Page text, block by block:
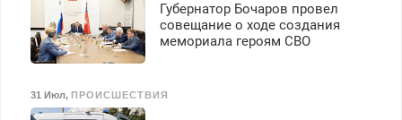
Губернатор Бочаров провел
совещание о ходе создания
мемориала героям СВО
31 Июл, ПРОИСШЕСТВИЯ